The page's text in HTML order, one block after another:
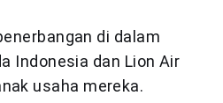
di dalam
Indonesia dan Lion Air
usaha mereka.